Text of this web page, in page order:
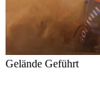
Gelände Geführt